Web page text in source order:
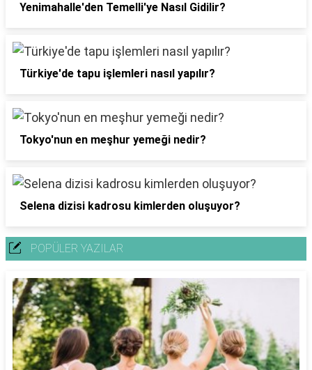
Yenimahalle'den Temelli'ye Nasıl Gidilir?
Türkiye'de tapu işlemleri nasıl yapılır?
Tokyo'nun en meşhur yemeği nedir?
Selena dizisi kadrosu kimlerden oluşuyor?
POPÜLER YAZILAR